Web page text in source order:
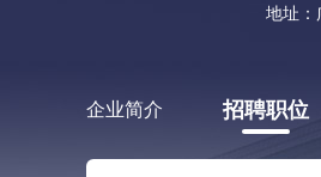
地址：
企业简介 招聘职位